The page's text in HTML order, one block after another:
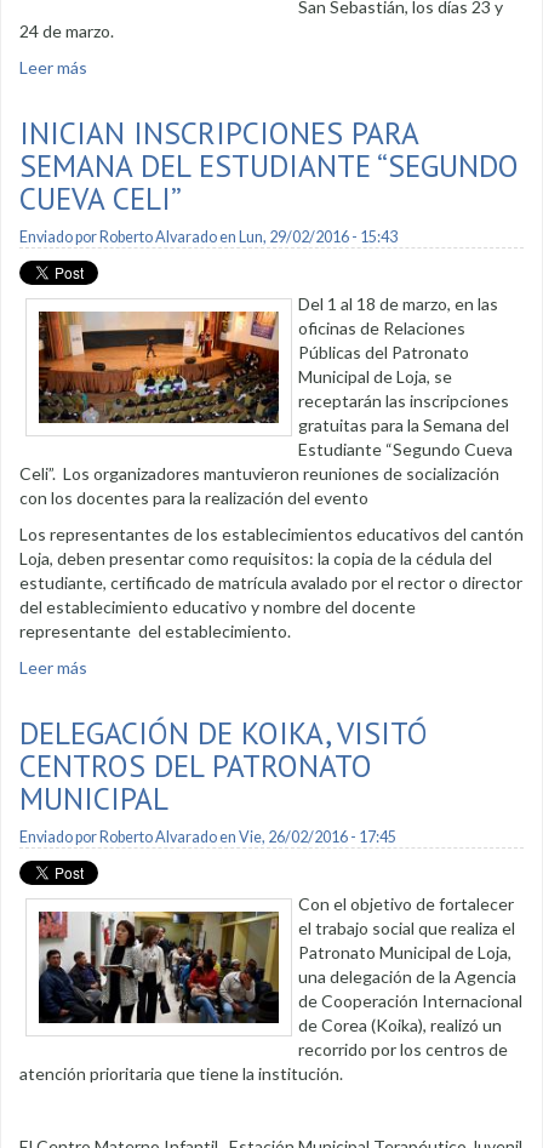
San Sebastián, los días 23 y
24 de marzo.
Leer más
INICIAN INSCRIPCIONES PARA
SEMANA DEL ESTUDIANTE “SEGUNDO
CUEVA CELI”
Enviado por Roberto Alvaradoen Lun, 29/02/2016 - 15:43
Del 1 al 18 de marzo, en las
oficinas de Relaciones
Públicas del Patronato
Municipal de Loja, se
receptarán las inscripciones
gratuitas para la Semana del
Estudiante “Segundo Cueva
Celi”. Los organizadores mantuvieron reuniones de socialización
con los docentes para la realización del evento
Los representantes de los establecimientos educativos del cantón
Loja, deben presentar como requisitos: la copia de la cédula del
estudiante, certificado de matrícula avalado por el rector o director
del establecimiento educativo y nombre del docente
representante del establecimiento.
Leer más
DELEGACIÓN DE KOIKA, VISITÓ
CENTROS DEL PATRONATO
MUNICIPAL
Enviado por Roberto Alvaradoen Vie, 26/02/2016 - 17:45
Con el objetivo de fortalecer
el trabajo social que realiza el
Patronato Municipal de Loja,
una delegación de la Agencia
de Cooperación Internacional
de Corea (Koika), realizó un
recorrido por los centros de
atención prioritaria que tiene la institución.